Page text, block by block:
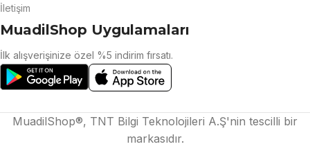
İletişim
MuadilShop Uygulamaları
İlk alışverişinize özel %5 indirim fırsatı.
MuadilShop®, TNT Bilgi Teknolojileri A.Ş'nin tescilli bir
markasıdır.